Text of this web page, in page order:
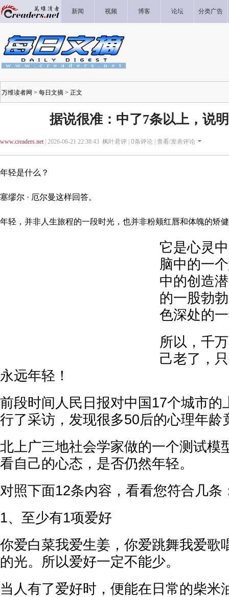
新闻 视频 博客 论坛 分类广告
万维读者网 > 每日文摘 > 正文
据说很准：中了7条以上，说
www.creaders.net| 2026-06-21 22:38:43 枫叶君评 | 0条评论 | 查看/发表评论
年轻是什么？
塞缪尔 · 厄尔曼这样回答。
年轻，并非人生旅程的一段时光，也并非粉颊红唇和体魄的矫
它是心灵
脑中的一
中的创造
的一股勃
色深处的
所以，千
己老了，
永远年轻！
前段时间人民日报对中国17个城市的
行了采访，发现很多50后的心理年龄
北上广三地社会学家做的一个测试模
看自己的心态，是否仍然年轻。
对照下面12条内容，看看您符合几条
1、至少有1项爱好
你爱白菜我爱生姜，你爱跳舞我爱歌
的光。所以爱好一定不能少。
当人有了爱好时，便能在日常的柴米